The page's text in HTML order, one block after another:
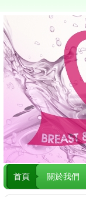
首頁 關於我們